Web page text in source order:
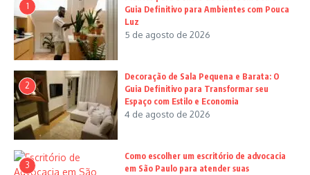
1
Guia Definitivo para Ambientes com Pouca
Luz
5 de agosto de 2026
2
Decoração de Sala Pequena e Barata: O
Guia Definitivo para Transformar seu
Espaço com Estilo e Economia
4 de agosto de 2026
3
Como escolher um escritório de advocacia
em São Paulo para atender suas